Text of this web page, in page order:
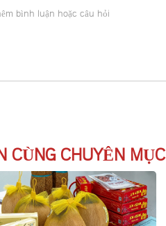
CÙNG CHUYÊN MỤC